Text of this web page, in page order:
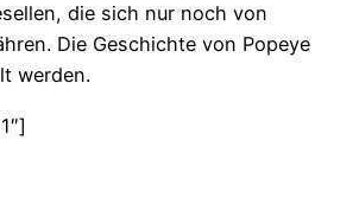
die sich nur noch von
Die Geschichte von Popeye
werden.